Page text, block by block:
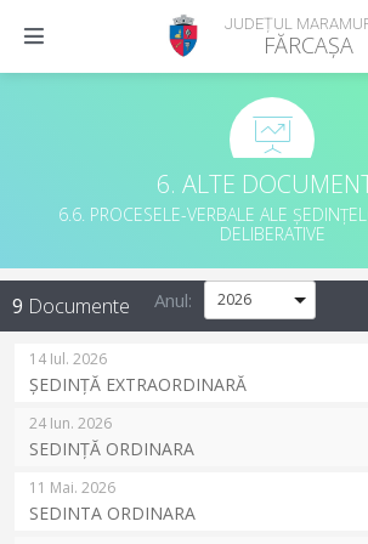
JUDEȚUL
FĂRCAȘA
6. ALTE
6.6. PROCESELE-VERBALE ALE
DELIBERATIVE
9 Documente Anul:
14 Iul. 2026
ȘEDINȚĂ EXTRAORDINARĂ
24 Iun. 2026
SEDINȚĂ ORDINARA
11 Mai. 2026
SEDINTA ORDINARA